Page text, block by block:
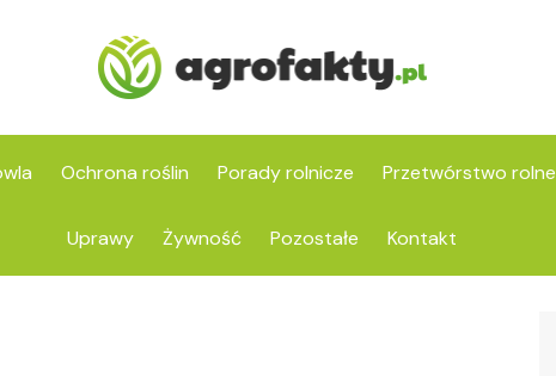
Ochrona roślin Porady rolnicze Przetwórstwo rolne
Uprawy Żywność Pozostałe Kontakt